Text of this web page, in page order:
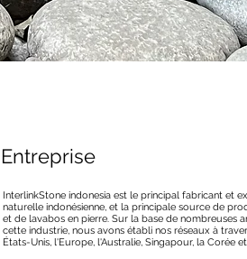
Entreprise
InterlinkStone indonesia est le principal fabricant et
naturelle indonésienne, et la principale source de
et de lavabos en pierre. Sur la base de nombreuses
cette industrie, nous avons établi nos réseaux à
États-Unis, l'Europe, l'Australie, Singapour, la Corée